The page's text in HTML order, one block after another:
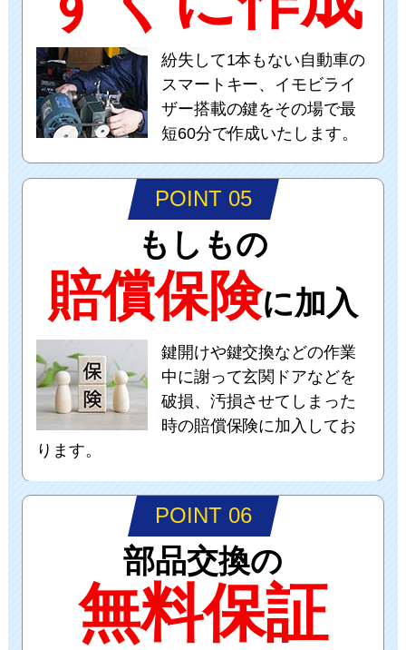
紛失して1本もない自動車の
スマートキー、イモビライ
ザー搭載の鍵をその場で最
短60分で作成いたします。
POINT 05
もしもの
賠償保険に加入
鍵開けや鍵交換などの作業
中に謝って玄関ドアなどを
破損、汚損させてしまった
時の賠償保険に加入してお
ります。
POINT 06
部品交換の
無料保証